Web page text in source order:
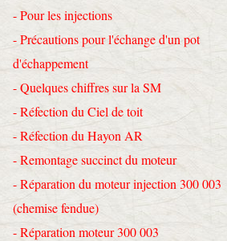
- Pour les injections
- Précautions pour l'échange d'un pot
d'échappement
- Quelques chiffres sur la SM
- Réfection du Ciel de toit
- Réfection du Hayon AR
- Remontage succinct du moteur
- Réparation du moteur injection 300 003
(chemise fendue)
- Réparation moteur 300 003